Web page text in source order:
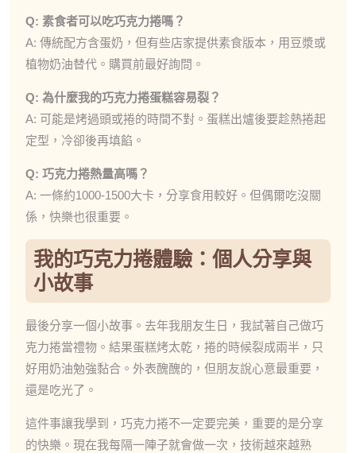
Q: 素食者可以吃巧克力捲嗎？
A: 傳統配方含蛋奶，但有些店家提供素食版本，用豆漿或
植物奶油替代。購買前最好詢問。
Q: 為什麼我的巧克力捲蛋糕容易裂？
A: 可能是烤過頭或捲的時間不對。蛋糕出爐後要趁熱捲起
定型，冷卻後再填餡。
Q: 巧克力捲熱量高嗎？
A: 一條約1000-1500大卡，分享食用較好。但偶爾吃沒關
係，快樂也很重要。
我的巧克力捲體驗：個人分享與
小故事
最後分享一個小故事。去年我朋友生日，我試著自己做巧
克力捲當禮物。結果蛋糕烤太乾，捲的時候裂成兩半，只
好用奶油勉強黏合。外表醜醜的，但朋友說心意最重要，
還是吃光了。
這件事讓我學到，巧克力捲不一定要完美，重要的是分享
的快樂。現在我每隔一陣子就會做一次，技術越來越熟